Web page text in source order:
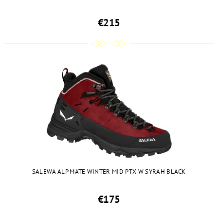
€215
SALEWA ALP MATE WINTER MID PTX W SYRAH BLACK
€175